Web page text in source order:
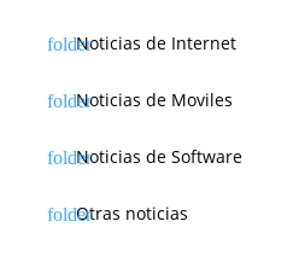
Noticias de Internet
Noticias de Moviles
Noticias de Software
Otras noticias